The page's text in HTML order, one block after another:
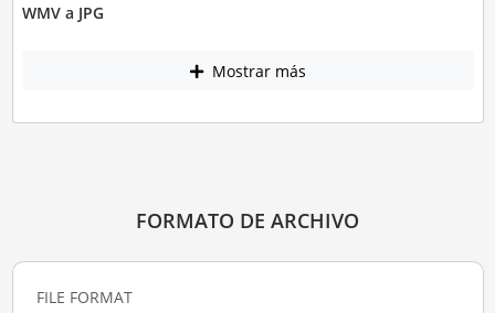
WMV a JPG
Mostrar más
FORMATO DE ARCHIVO
FILE FORMAT